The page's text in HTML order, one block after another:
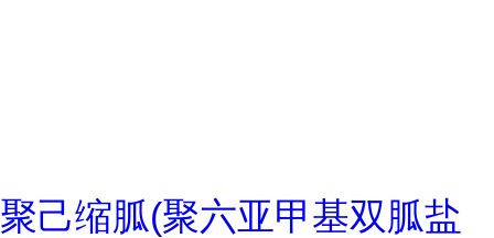
聚己缩胍(聚六亚甲基双胍盐